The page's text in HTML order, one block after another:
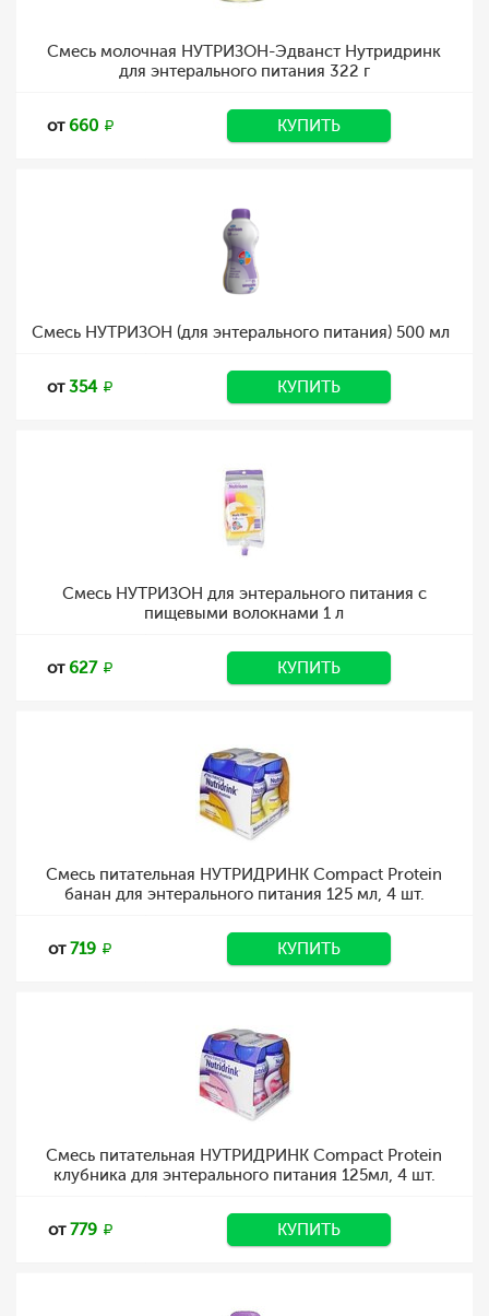
Смесь молочная НУТРИЗОН-Эдванст Нутридринк
для энтерального питания 322 г
от660 КУПИТЬ
Смесь НУТРИЗОН (для энтерального питания) 500 мл
от354 КУПИТЬ
Смесь НУТРИЗОН для энтерального питания с
пищевыми волокнами 1 л
от627 КУПИТЬ
Смесь питательная НУТРИДРИНК Compact Protein
банан для энтерального питания 125 мл, 4 шт.
от719 КУПИТЬ
Смесь питательная НУТРИДРИНК Compact Protein
клубника для энтерального питания 125мл, 4 шт.
от779 КУПИТЬ